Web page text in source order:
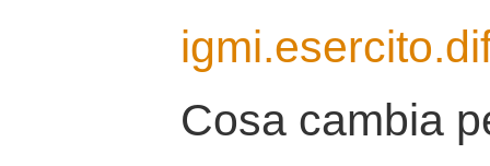
Cosa cambia